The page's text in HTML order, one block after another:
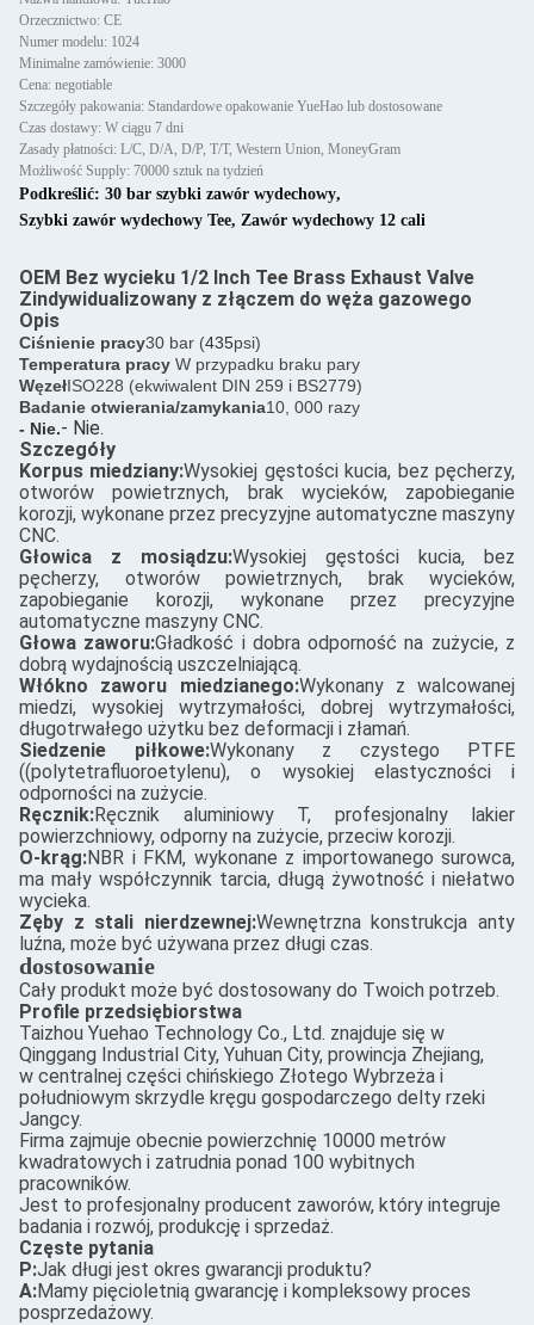
Orzecznictwo: CE
Numer modelu: 1024
Minimalne zamówienie: 3000
Cena: negotiable
Szczegóły pakowania: Standardowe opakowanie YueHao lub dostosowane
Czas dostawy: W ciągu 7 dni
Zasady płatności: L/C, D/A, D/P, T/T, Western Union, MoneyGram
Możliwość Supply: 70000 sztuk na tydzień
Podkreślić: 30 bar szybki zawór wydechowy,
Szybki zawór wydechowy Tee, Zawór wydechowy 12 cali
OEM Bez wycieku 1/2 Inch Tee Brass Exhaust Valve
Zindywidualizowany z złączem do węża gazowego
Opis
Ciśnienie pracy30 bar (435psi)
Temperatura pracy W przypadku braku pary
WęzełISO228 (ekwiwalent DIN 259 i BS2779)
Badanie otwierania/zamykania10, 000 razy
- Nie.- Nie.
Szczegóły
Korpus miedziany:Wysokiej gęstości kucia, bez pęcherzy,
otworów powietrznych, brak wycieków, zapobieganie
korozji, wykonane przez precyzyjne automatyczne maszyny
CNC.
Głowica z mosiądzu:Wysokiej gęstości kucia, bez
pęcherzy, otworów powietrznych, brak wycieków,
zapobieganie korozji, wykonane przez precyzyjne
automatyczne maszyny CNC.
Głowa zaworu:Gładkość i dobra odporność na zużycie, z
dobrą wydajnością uszczelniającą.
Włókno zaworu miedzianego:Wykonany z walcowanej
miedzi, wysokiej wytrzymałości, dobrej wytrzymałości,
długotrwałego użytku bez deformacji i złamań.
Siedzenie piłkowe:Wykonany z czystego PTFE
((polytetrafluoroetylenu), o wysokiej elastyczności i
odporności na zużycie.
Ręcznik:Ręcznik aluminiowy T, profesjonalny lakier
powierzchniowy, odporny na zużycie, przeciw korozji.
O-krąg:NBR i FKM, wykonane z importowanego surowca,
ma mały współczynnik tarcia, długą żywotność i niełatwo
wycieka.
Zęby z stali nierdzewnej:Wewnętrzna konstrukcja anty
luźna, może być używana przez długi czas.
dostosowanie
Cały produkt może być dostosowany do Twoich potrzeb.
Profile przedsiębiorstwa
Taizhou Yuehao Technology Co., Ltd. znajduje się w
Qinggang Industrial City, Yuhuan City, prowincja Zhejiang,
w centralnej części chińskiego Złotego Wybrzeża i
południowym skrzydle kręgu gospodarczego delty rzeki
Jangcy.
Firma zajmuje obecnie powierzchnię 10000 metrów
kwadratowych i zatrudnia ponad 100 wybitnych
pracowników.
Jest to profesjonalny producent zaworów, który integruje
badania i rozwój, produkcję i sprzedaż.
Częste pytania
P:Jak długi jest okres gwarancji produktu?
A:Mamy pięcioletnią gwarancję i kompleksowy proces
posprzedażowy.